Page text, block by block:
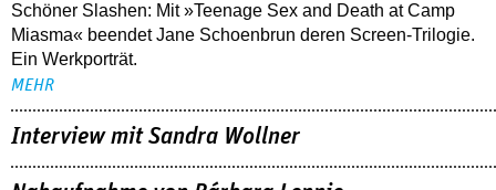
Schöner Slashen: Mit »Teenage Sex and Death at Camp
Miasma« beendet Jane Schoenbrun deren Screen-Trilogie.
Ein Werkporträt.
MEHR
Interview mit Sandra Wollner